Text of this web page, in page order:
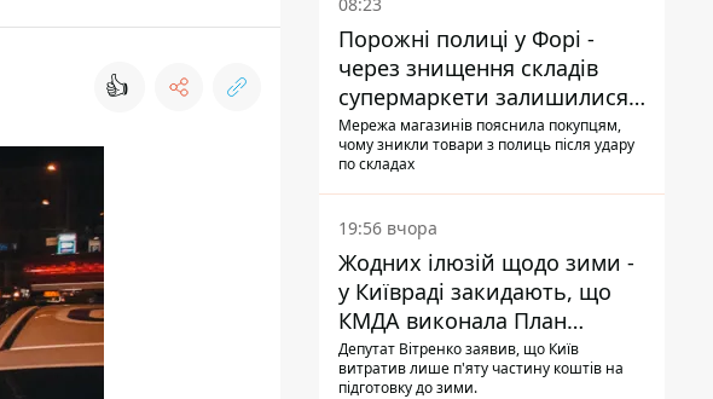
👍
Порожні полиці у Форі -
через знищення складів
супермаркети залишилися
без асортименту
Мережа магазинів пояснила покупцям,
чому зникли товари з полиць після удару
по складах
19:56 вчора
Жодних ілюзій щодо зими -
у Київраді закидають, що
КМДА виконала План
стійкості на 20%
Депутат Вітренко заявив, що Київ
витратив лише п'яту частину коштів на
підготовку до зими.